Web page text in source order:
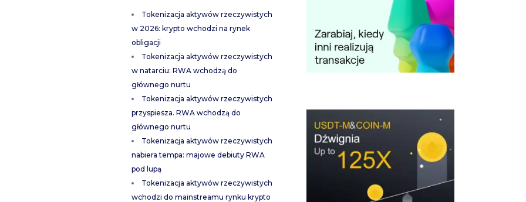
Tokenizacja aktywów rzeczywistych
w 2026: krypto wchodzi na rynek
obligacji
Tokenizacja aktywów rzeczywistych
w natarciu: RWA wchodzą do
głównego nurtu
Tokenizacja aktywów rzeczywistych
przyspiesza. RWA wchodzą do
głównego nurtu
Tokenizacja aktywów rzeczywistych
nabiera tempa: majowe debiuty RWA
pod lupą
Tokenizacja aktywów rzeczywistych
wchodzi do mainstreamu rynku krypto